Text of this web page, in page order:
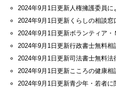
2024年9月1日更新人権擁護委員に
2024年9月1日更新くらしの相談窓
2024年9月1日更新ボランティア・
2024年9月1日更新行政書士無料相
2024年9月1日更新司法書士無料法
2024年9月1日更新こころの健康相
2024年9月1日更新青少年・若者に